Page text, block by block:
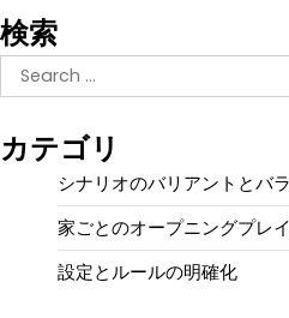
検索
Search
for:
カテゴリ
シナリオのバリアントとバ
家ごとのオープニングプレ
設定とルールの明確化